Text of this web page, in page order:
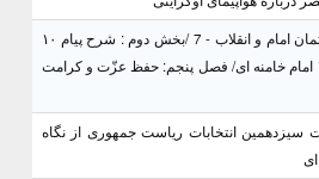
منشور گفتمان امام و انقلاب - 7 /بخش دوم : شرح پیام ۱۰
خرداد ۱۳۶۹ امام خامنه ای/ فصل پنجم: حفظ عزّت و کرامت
سیزدهمین انتخابات ریاست جمهوری از نگاه